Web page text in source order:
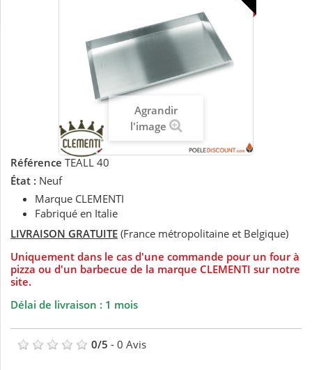
Agrandir
l'image
Référence TEALL 40
État : Neuf
Marque CLEMENTI
Fabriqué en Italie
LIVRAISON GRATUITE (France métropolitaine et Belgique)
Uniquement dans le cas d'une commande pour un four à
pizza ou d'un barbecue de la marque CLEMENTI sur notre
site.
Délai de livraison : 1 mois
0/5 - 0 Avis